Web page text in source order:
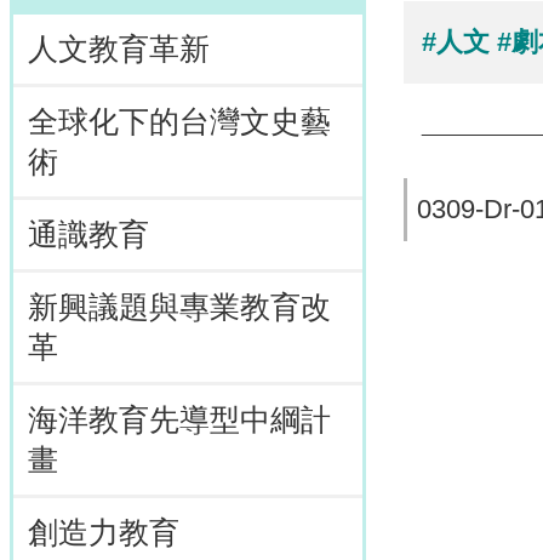
人文教育革新
全球化下的台灣文史藝
術
通識教育
新興議題與專業教育改
革
海洋教育先導型中綱計
畫
創造力教育
#人文 #
0309-Dr-